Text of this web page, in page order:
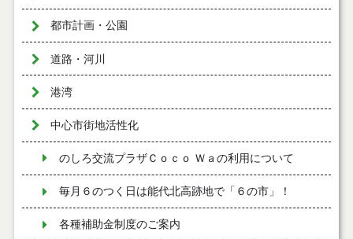
都市計画・公園
道路・河川
港湾
中心市街地活性化
のしろ交流プラザＣｏｃｏ Ｗａの利用について
毎月６のつく日は能代北高跡地で「６の市」！
各種補助金制度のご案内